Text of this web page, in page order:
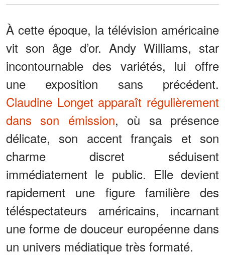
À cette époque, la télévision américaine
vit son âge d’or. Andy Williams, star
incontournable des variétés, lui offre
une exposition sans précédent.
Claudine Longet apparaît régulièrement
dans son émission, où sa présence
délicate, son accent français et son
charme discret séduisent
immédiatement le public. Elle devient
rapidement une figure familière des
téléspectateurs américains, incarnant
une forme de douceur européenne dans
un univers médiatique très formaté.